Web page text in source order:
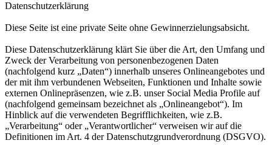
Datenschutzerklärung
Diese Seite ist eine private Seite ohne Gewinnerzielungsabsicht.
Diese Datenschutzerklärung klärt Sie über die Art, den Umfang und
Zweck der Verarbeitung von personenbezogenen Daten
(nachfolgend kurz „Daten“) innerhalb unseres Onlineangebotes und
der mit ihm verbundenen Webseiten, Funktionen und Inhalte sowie
externen Onlinepräsenzen, wie z.B. unser Social Media Profile auf
(nachfolgend gemeinsam bezeichnet als „Onlineangebot“). Im
Hinblick auf die verwendeten Begrifflichkeiten, wie z.B.
„Verarbeitung“ oder „Verantwortlicher“ verweisen wir auf die
Definitionen im Art. 4 der Datenschutzgrundverordnung (DSGVO).